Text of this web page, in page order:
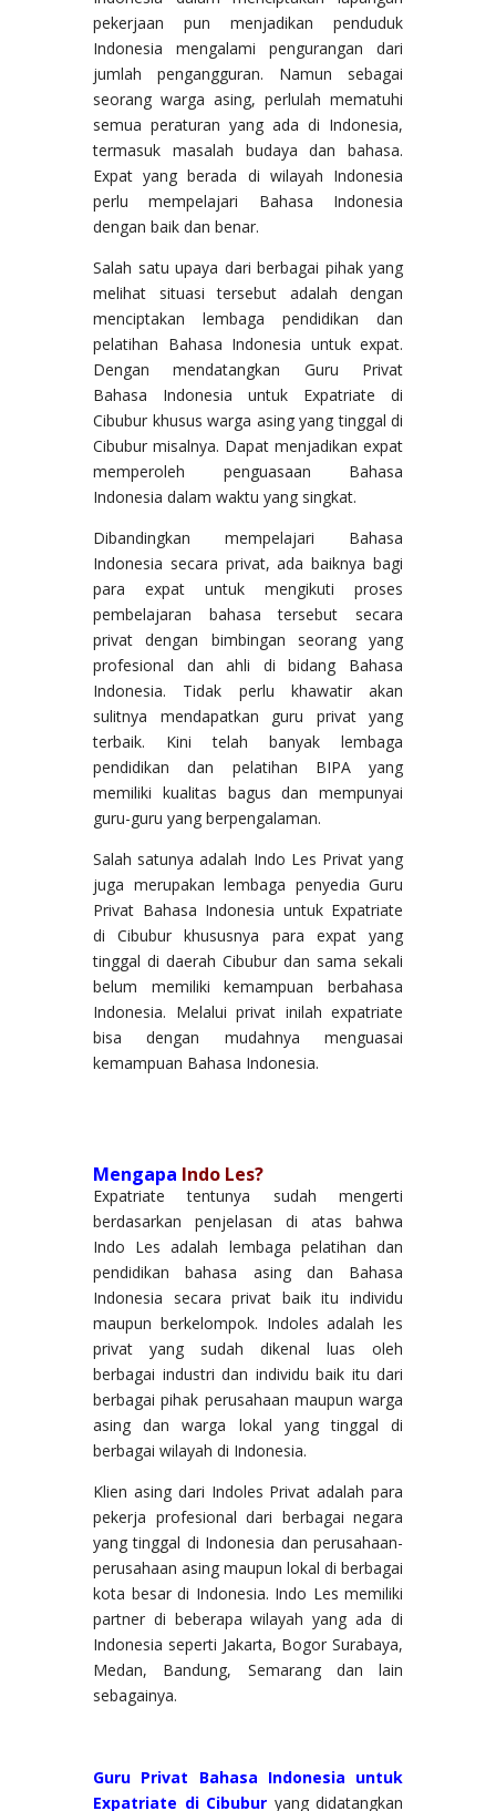
pekerjaan pun menjadikan penduduk
Indonesia mengalami pengurangan dari
jumlah pengangguran. Namun sebagai
seorang warga asing, perlulah mematuhi
semua peraturan yang ada di Indonesia,
termasuk masalah budaya dan bahasa.
Expat yang berada di wilayah Indonesia
perlu mempelajari Bahasa Indonesia
dengan baik dan benar.
Salah satu upaya dari berbagai pihak yang
melihat situasi tersebut adalah dengan
menciptakan lembaga pendidikan dan
pelatihan Bahasa Indonesia untuk expat.
Dengan mendatangkan Guru Privat
Bahasa Indonesia untuk Expatriate di
Cibubur khusus warga asing yang tinggal di
Cibubur misalnya. Dapat menjadikan expat
memperoleh penguasaan Bahasa
Indonesia dalam waktu yang singkat.
Dibandingkan mempelajari Bahasa
Indonesia secara privat, ada baiknya bagi
para expat untuk mengikuti proses
pembelajaran bahasa tersebut secara
privat dengan bimbingan seorang yang
profesional dan ahli di bidang Bahasa
Indonesia. Tidak perlu khawatir akan
sulitnya mendapatkan guru privat yang
terbaik. Kini telah banyak lembaga
pendidikan dan pelatihan BIPA yang
memiliki kualitas bagus dan mempunyai
guru-guru yang berpengalaman.
Salah satunya adalah Indo Les Privat yang
juga merupakan lembaga penyedia Guru
Privat Bahasa Indonesia untuk Expatriate
di Cibubur khususnya para expat yang
tinggal di daerah Cibubur dan sama sekali
belum memiliki kemampuan berbahasa
Indonesia. Melalui privat inilah expatriate
bisa dengan mudahnya menguasai
kemampuan Bahasa Indonesia.
Mengapa Indo Les?
Expatriate tentunya sudah mengerti
berdasarkan penjelasan di atas bahwa
Indo Les adalah lembaga pelatihan dan
pendidikan bahasa asing dan Bahasa
Indonesia secara privat baik itu individu
maupun berkelompok. Indoles adalah les
privat yang sudah dikenal luas oleh
berbagai industri dan individu baik itu dari
berbagai pihak perusahaan maupun warga
asing dan warga lokal yang tinggal di
berbagai wilayah di Indonesia.
Klien asing dari Indoles Privat adalah para
pekerja profesional dari berbagai negara
yang tinggal di Indonesia dan perusahaan-
perusahaan asing maupun lokal di berbagai
kota besar di Indonesia. Indo Les memiliki
partner di beberapa wilayah yang ada di
Indonesia seperti Jakarta, Bogor Surabaya,
Medan, Bandung, Semarang dan lain
sebagainya.
Guru Privat Bahasa Indonesia untuk
Expatriate di Cibubur yang didatangkan